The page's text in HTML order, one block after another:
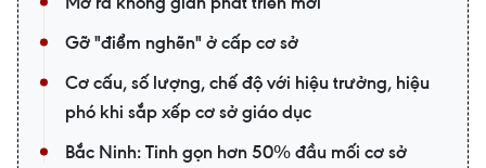
Gỡ "điểm nghẽn" ở cấp cơ sở
Cơ cấu, số lượng, chế độ với hiệu trưởng, hiệu
phó khi sắp xếp cơ sở giáo dục
Bắc Ninh: Tinh gọn hơn 50% đầu mối cơ sở